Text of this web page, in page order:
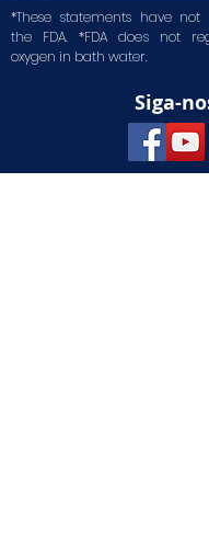
*These statements have
the FDA. *FDA does not
oxygen in bath water.
Siga-